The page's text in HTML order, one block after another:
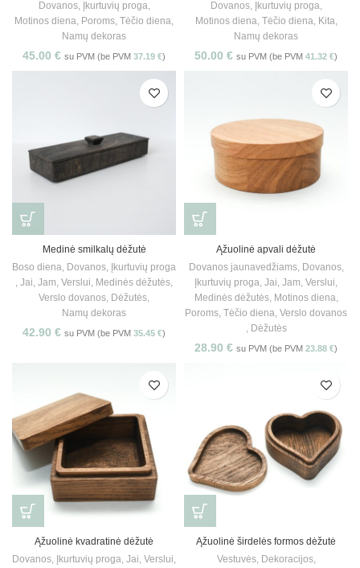
Dovanos, Įkurtuvių proga,
Motinos diena, Poroms, Tėčio diena,
Namų dekoras
45.00 € su PVM (be PVM 37.19 €)
Dovanos, Įkurtuvių proga,
Motinos diena, Tėčio diena, Kita,
Namų dekoras
50.00 € su PVM (be PVM 41.32 €)
Medinė smilkalų dėžutė
Boso diena, Dovanos, Įkurtuvių proga
, Jai, Jam, Verslui, Medinės dėžutės,
Verslo dovanos, Dėžutės,
Namų dekoras
42.90 € su PVM (be PVM 35.45 €)
Ąžuolinė apvali dėžutė
Dovanos jaunavedžiams, Dovanos,
Įkurtuvių proga, Jai, Jam, Verslui,
Medinės dėžutės, Motinos diena,
Poroms, Tėčio diena, Verslo dovanos
, Dėžutės
28.90 € su PVM (be PVM 23.88 €)
Ąžuolinė kvadratinė dėžutė
Dovanos, Įkurtuvių proga, Jai, Verslui,
Ąžuolinė širdelės formos dėžutė
Vestuvės, Dekoracijos,